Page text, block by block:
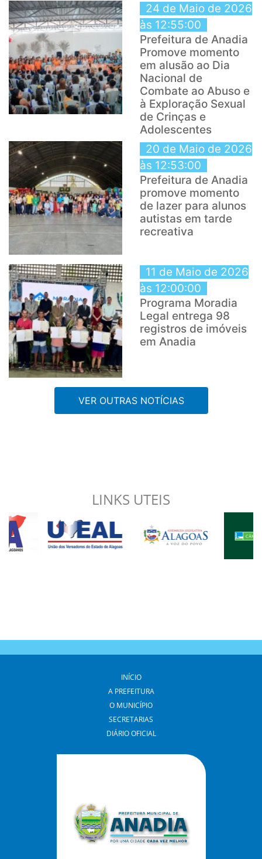
24 de Maio de 2026
às 12:55:00
Prefeitura de Anadia
Promove momento
em alusão ao Dia
Nacional de
Combate ao Abuso e
à Exploração Sexual
de Crinças e
Adolescentes
20 de Maio de 2026
às 12:53:00
Prefeitura de Anadia
promove momento
de lazer para alunos
autistas em tarde
recreativa
11 de Maio de 2026
às 12:00:00
Programa Moradia
Legal entrega 98
registros de imóveis
em Anadia
VER OUTRAS NOTÍCIAS
LINKS UTEIS
INÍCIO
A PREFEITURA
O MUNICÍPIO
SECRETARIAS
DIÁRIO OFICIAL